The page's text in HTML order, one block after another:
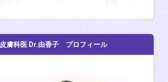
皮膚科医 Dr.由香子 プロフィール